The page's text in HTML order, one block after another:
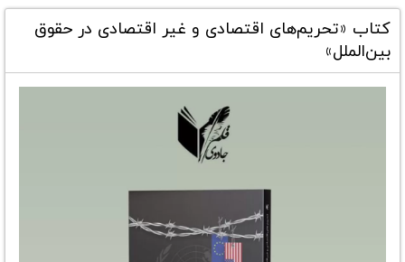
کتاب «تحریم‌های اقتصادی و غیر اقتصادی در حقوق
بین‌الملل»